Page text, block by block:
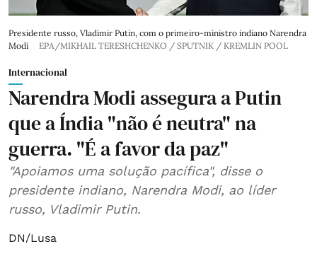
Presidente russo, Vladimir Putin, com o primeiro-ministro indiano Narendra
Modi
EPA/MIKHAIL TERESHCHENKO / SPUTNIK / KREMLIN POOL
Internacional
Narendra Modi assegura a Putin
que a Índia "não é neutra" na
guerra. "É a favor da paz"
"Apoiamos uma solução pacífica", disse o
presidente indiano, Narendra Modi, ao líder
russo, Vladimir Putin.
DN/Lusa